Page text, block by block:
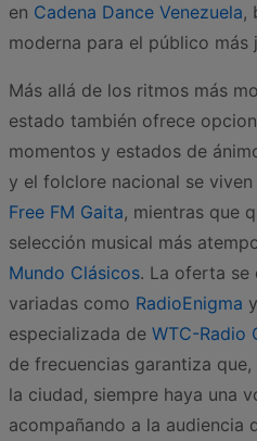
en Cadena Dance Venezuela,
moderna para el público más
Más allá de los ritmos más
estado también ofrece
momentos y estados de
y el folclore nacional se
Free FM Gaita, mientras que
selección musical más
Mundo Clásicos. La oferta se
variadas como RadioEnigma
especializada de WTC-Radio
de frecuencias garantiza
la ciudad, siempre haya una
acompañando a la audiencia